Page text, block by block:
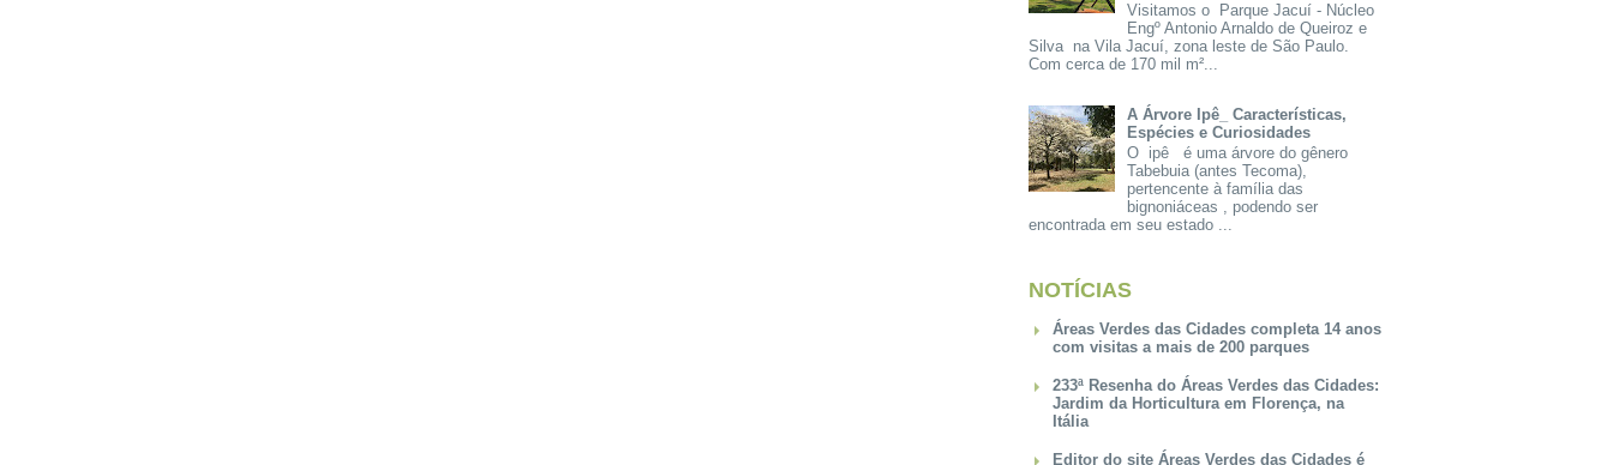
Visitamos o Parque Jacuí - Núcleo
Engº Antonio Arnaldo de Queiroz e
Silva na Vila Jacuí, zona leste de São Paulo.
Com cerca de 170 mil m²...
A Árvore Ipê_ Características,
Espécies e Curiosidades
O ipê é uma árvore do gênero
Tabebuia (antes Tecoma),
pertencente à família das
bignoniáceas , podendo ser
encontrada em seu estado ...
NOTÍCIAS
Áreas Verdes das Cidades completa 14 anos
com visitas a mais de 200 parques
233ª Resenha do Áreas Verdes das Cidades:
Jardim da Horticultura em Florença, na
Itália
Editor do site Áreas Verdes das Cidades é